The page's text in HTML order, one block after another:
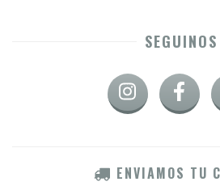
SEGUINOS
ENVIAMOS TU